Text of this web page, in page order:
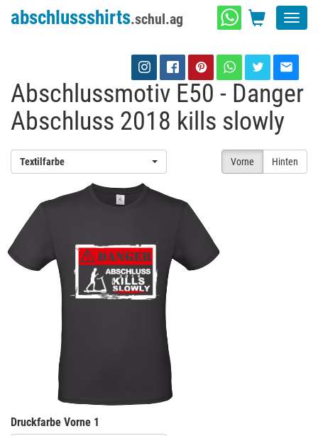
abschlussshirts.schul.ag
Abschlussmotiv E50 - Danger
Abschluss 2018 kills slowly
Vorne Hinten
Textilfarbe
Druckfarbe Vorne 1